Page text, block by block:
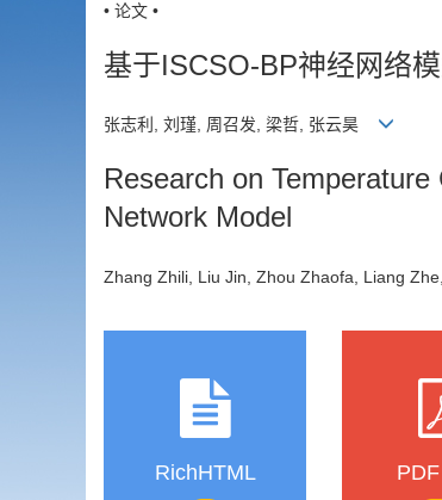
• 论文 •
基于ISCSO-BP神经网络
张志利, 刘瑾, 周召发, 梁哲, 张云昊
Research on
Network Model
Zhang Zhili, Liu Jin, Zhou Zhaofa, Liang
RichHTML